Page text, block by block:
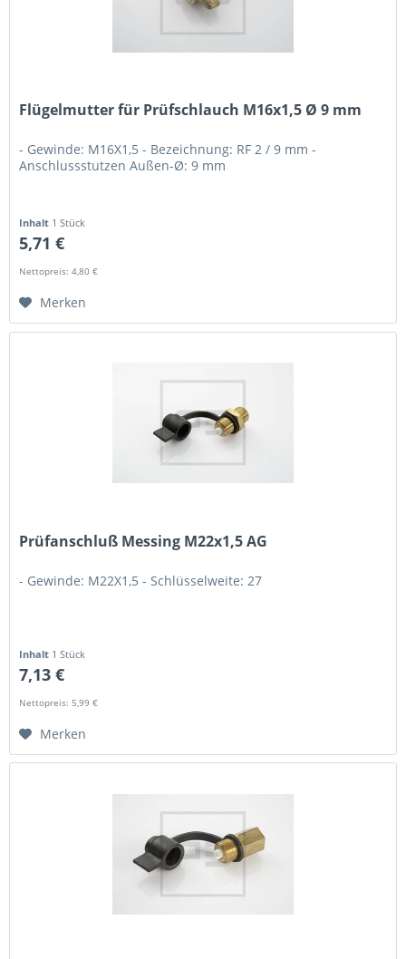
Flügelmutter für Prüfschlauch M16x1,5 Ø 9 mm
- Gewinde: M16X1,5 - Bezeichnung: RF 2 / 9 mm -
Anschlussstutzen Außen-Ø: 9 mm
Inhalt 1 Stück
5,71 €
Nettopreis: 4,80 €
Merken
Prüfanschluß Messing M22x1,5 AG
- Gewinde: M22X1,5 - Schlüsselweite: 27
Inhalt 1 Stück
7,13 €
Nettopreis: 5,99 €
Merken